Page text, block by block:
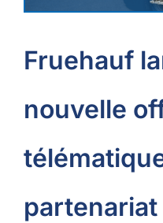
Fruehauf
nouvelle
partenariat